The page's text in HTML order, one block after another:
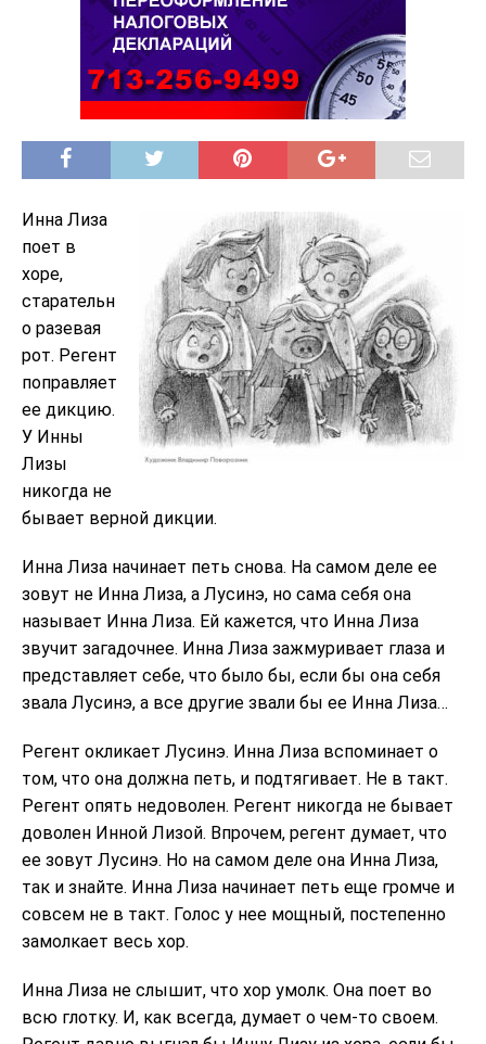
Инна Лиза
поет в
хоре,
старательн
о разевая
рот. Регент
поправляет
ее дикцию.
У Инны
Лизы
никогда не
бывает верной дикции.
Инна Лиза начинает петь снова. На самом деле ее
зовут не Инна Лиза, а Лусинэ, но сама себя она
называет Инна Лиза. Ей кажется, что Инна Лиза
звучит загадочнее. Инна Лиза зажмуривает глаза и
представляет себе, что было бы, если бы она себя
звала Лусинэ, а все другие звали бы ее Инна Лиза…
Регент окликает Лусинэ. Инна Лиза вспоминает о
том, что она должна петь, и подтягивает. Не в такт.
Регент опять недоволен. Регент никогда не бывает
доволен Инной Лизой. Впрочем, регент думает, что
ее зовут Лусинэ. Но на самом деле она Инна Лиза,
так и знайте. Инна Лиза начинает петь еще громче и
совсем не в такт. Голос у нее мощный, постепенно
замолкает весь хор.
Инна Лиза не слышит, что хор умолк. Она поет во
всю глотку. И, как всегда, думает о чем-то своем.